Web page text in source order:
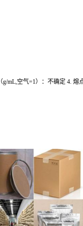
空气=1）：不确定 4. 熔